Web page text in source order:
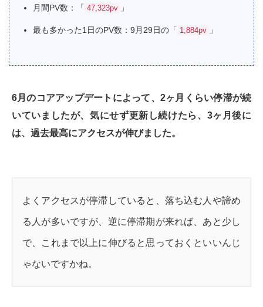
月間PV数：「 47,323pv 」
最も多かった1日のPV数：9月29日の「 1,884pv 」
6月のコアアップデートによって、2ヶ月くらい停滞が続
いていましたが、気にせず更新し続けたら、3ヶ月後に
は、過去最高にアクセスが伸びました。
よくアクセスが停滞していると、落ち込む人や諦め
る人が多いですが、逆に停滞期が来れば、あと少し
で、これまで以上に伸びると思っておくといいんじ
ゃないですかね。